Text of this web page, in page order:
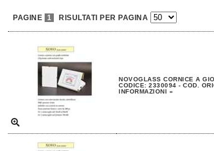
PAGINE 1 RISULTATI PER PAGINA
NOVOGLASS CORNICE A
CODICE: 2330094 - COD.
INFORMAZIONI »